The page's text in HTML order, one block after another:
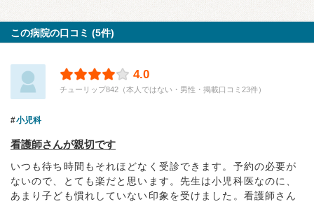
この病院の口コミ (5件)
4.0
チューリップ842（本人ではない・男性・掲載口コミ23件）
小児科
看護師さんが親切です
いつも待ち時間もそれほどなく受診できます。予約の必要が
ないので、とても楽だと思います。先生は小児科医なのに、
あまり子ども慣れしていない印象を受けました。看護師さん